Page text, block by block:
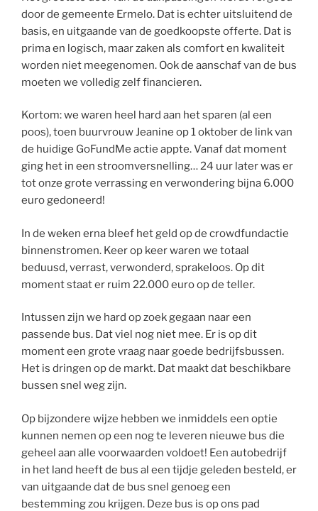
door de gemeente Ermelo. Dat is echter uitsluitend de
basis, en uitgaande van de goedkoopste offerte. Dat is
prima en logisch, maar zaken als comfort en kwaliteit
worden niet meegenomen. Ook de aanschaf van de bus
moeten we volledig zelf financieren.
Kortom: we waren heel hard aan het sparen (al een
poos), toen buurvrouw Jeanine op 1 oktober de link van
de huidige GoFundMe actie appte. Vanaf dat moment
ging het in een stroomversnelling… 24 uur later was er
tot onze grote verrassing en verwondering bijna 6.000
euro gedoneerd!
In de weken erna bleef het geld op de crowdfundactie
binnenstromen. Keer op keer waren we totaal
beduusd, verrast, verwonderd, sprakeloos. Op dit
moment staat er ruim 22.000 euro op de teller.
Intussen zijn we hard op zoek gegaan naar een
passende bus. Dat viel nog niet mee. Er is op dit
moment een grote vraag naar goede bedrijfsbussen.
Het is dringen op de markt. Dat maakt dat beschikbare
bussen snel weg zijn.
Op bijzondere wijze hebben we inmiddels een optie
kunnen nemen op een nog te leveren nieuwe bus die
geheel aan alle voorwaarden voldoet! Een autobedrijf
in het land heeft de bus al een tijdje geleden besteld, er
van uitgaande dat de bus snel genoeg een
bestemming zou krijgen. Deze bus is op ons pad